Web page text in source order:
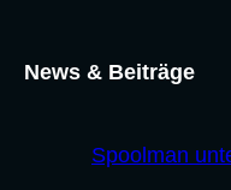
News & Beiträge
Spoolman